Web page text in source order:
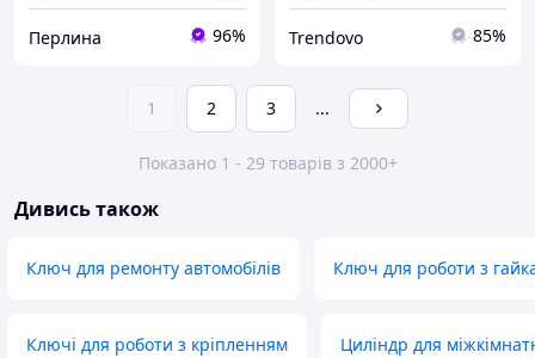
Перлина 96% Trendovo 85%
1 2 3 ...
Показано 1 - 29 товарів з 2000+
Дивись також
Ключ для ремонту автомобілів Ключ для роботи з
Ключі для роботи з кріпленням Циліндр для